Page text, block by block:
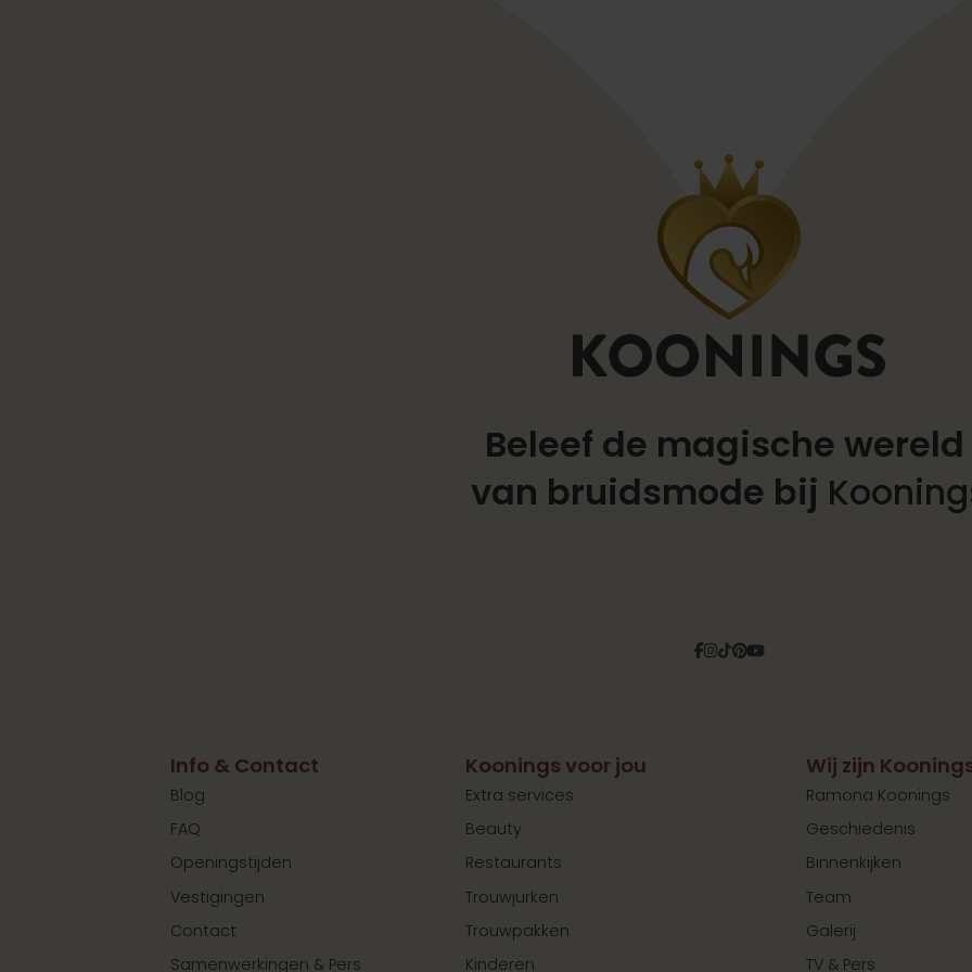
Beleef de magische wereld
van bruidsmode bij
Facebook
Instagram
Tiktok
Pinterest
YouTube
Info & Contact
Blog
FAQ
Openingstijden
Vestigingen
Contact
Samenwerkingen & Pers
Koonings voor jou
Extra services
Beauty
Restaurants
Trouwjurken
Trouwpakken
Kinderen
Wij zijn
Ramona Koonings
Geschiedenis
Binnenkijken
Team
Galerij
TV & Pers